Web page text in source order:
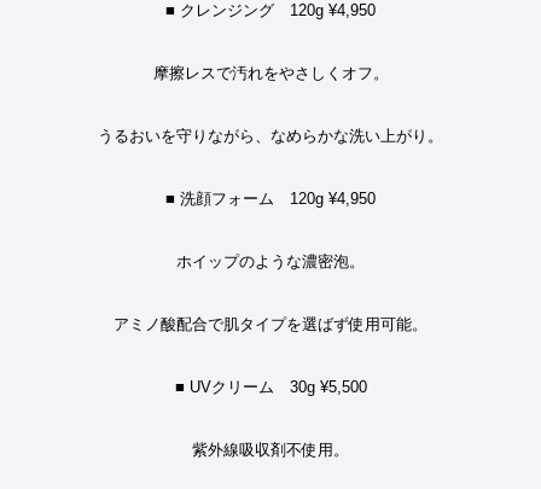
■ クレンジング 120g ¥4,950
摩擦レスで汚れをやさしくオフ。
うるおいを守りながら、なめらかな洗い上がり。
■ 洗顔フォーム 120g ¥4,950
ホイップのような濃密泡。
アミノ酸配合で肌タイプを選ばず使用可能。
■ UVクリーム 30g ¥5,500
紫外線吸収剤不使用。